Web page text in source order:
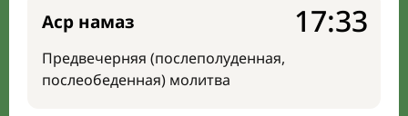
Аср намаз
Предвечерняя (послеполуденная,
послеобеденная) молитва
17:33